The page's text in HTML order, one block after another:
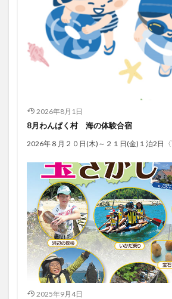
2026年8月1日
8月わんぱく村 海の体験合宿
2026年８月２０日(木)～２１日(金)１泊2日
2025年9月4日